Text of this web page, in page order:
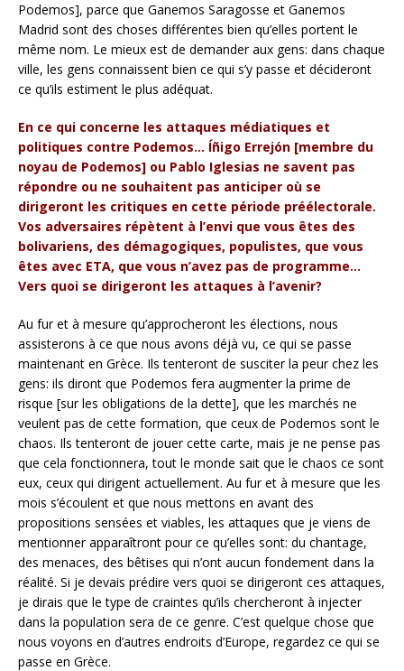
Podemos], parce que Ganemos Saragosse et Ganemos
Madrid sont des choses différentes bien qu’elles portent le
même nom. Le mieux est de demander aux gens: dans chaque
ville, les gens connaissent bien ce qui s’y passe et décideront
ce qu’ils estiment le plus adéquat.
En ce qui concerne les attaques médiatiques et
politiques contre Podemos… Íñigo Errejón [membre du
noyau de Podemos] ou Pablo Iglesias ne savent pas
répondre ou ne souhaitent pas anticiper où se
dirigeront les critiques en cette période préélectorale.
Vos adversaires répètent à l’envi que vous êtes des
bolivariens, des démagogiques, populistes, que vous
êtes avec ETA, que vous n’avez pas de programme…
Vers quoi se dirigeront les attaques à l’avenir?
Au fur et à mesure qu’approcheront les élections, nous
assisterons à ce que nous avons déjà vu, ce qui se passe
maintenant en Grèce. Ils tenteront de susciter la peur chez les
gens: ils diront que Podemos fera augmenter la prime de
risque [sur les obligations de la dette], que les marchés ne
veulent pas de cette formation, que ceux de Podemos sont le
chaos. Ils tenteront de jouer cette carte, mais je ne pense pas
que cela fonctionnera, tout le monde sait que le chaos ce sont
eux, ceux qui dirigent actuellement. Au fur et à mesure que les
mois s’écoulent et que nous mettons en avant des
propositions sensées et viables, les attaques que je viens de
mentionner apparaîtront pour ce qu’elles sont: du chantage,
des menaces, des bêtises qui n’ont aucun fondement dans la
réalité. Si je devais prédire vers quoi se dirigeront ces attaques,
je dirais que le type de craintes qu’ils chercheront à injecter
dans la population sera de ce genre. C’est quelque chose que
nous voyons en d’autres endroits d’Europe, regardez ce qui se
passe en Grèce.